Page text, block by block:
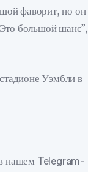
фаворит, но он
большой шанс”,
Уэмбли в
в нашем Telegram-